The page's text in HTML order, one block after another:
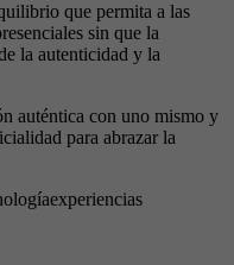
que permita a las
sin que la
la autenticidad y la
auténtica con uno mismo y
para abrazar la
experiencias